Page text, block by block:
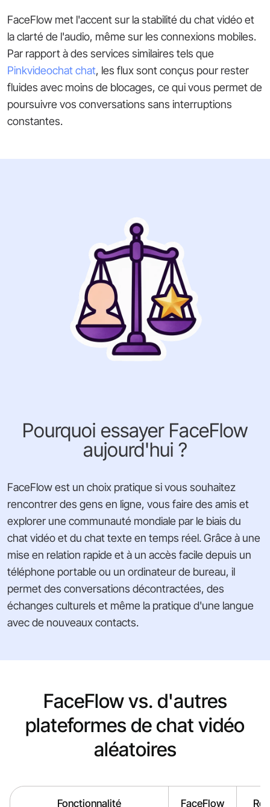
FaceFlow met l'accent sur la stabilité du chat vidéo et
la clarté de l'audio, même sur les connexions mobiles.
Par rapport à des services similaires tels que
Pinkvideochat chat, les flux sont conçus pour rester
fluides avec moins de blocages, ce qui vous permet de
poursuivre vos conversations sans interruptions
constantes.
Pourquoi essayer FaceFlow
aujourd'hui ?
FaceFlow est un choix pratique si vous souhaitez
rencontrer des gens en ligne, vous faire des amis et
explorer une communauté mondiale par le biais du
chat vidéo et du chat texte en temps réel. Grâce à une
mise en relation rapide et à un accès facile depuis un
téléphone portable ou un ordinateur de bureau, il
permet des conversations décontractées, des
échanges culturels et même la pratique d'une langue
avec de nouveaux contacts.
FaceFlow vs. d'autres
plateformes de chat vidéo
aléatoires
Fonctionnalité FaceFlow